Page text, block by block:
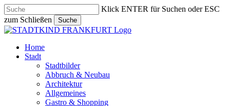
Skip
to
main
content
Klick ENTER für Suchen oder ESC
zum Schließen
Suche
Close
search
Menu
Home
Stadt
Stadtbilder
Abbruch & Neubau
Architektur
Allgemeines
Gastro & Shopping